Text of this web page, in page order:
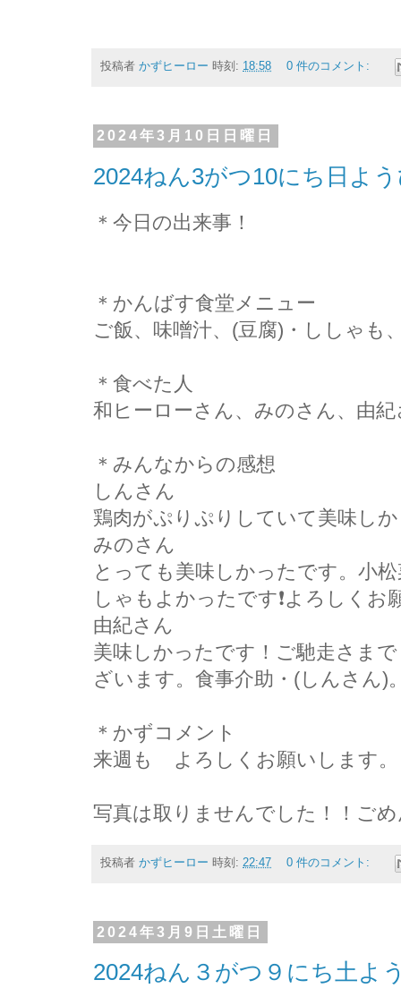
投稿者 かずヒーロー 時刻: 18:58 0 件のコメント:
2024年3月10日日曜日
2024ねん3がつ10にち日よ
＊今日の出来事！
＊かんばす食堂メニュー
ご飯、味噌汁、(豆腐)・ししゃも
＊食べた人
和ヒーローさん、みのさん、由
＊みんなからの感想
しんさん
鶏肉がぷりぷりしていて美味し
みのさん
とっても美味しかったです。小
しゃもよかったです❗よろしくお
由紀さん
美味しかったです！ご馳走さま
ざいます。食事介助・(しんさん)
＊かずコメント
来週も゙よろしくお願いします。
写真は取りませんでした！！ご
投稿者 かずヒーロー 時刻: 22:47 0 件のコメント:
2024年3月9日土曜日
2024ねん３がつ９にち土よ